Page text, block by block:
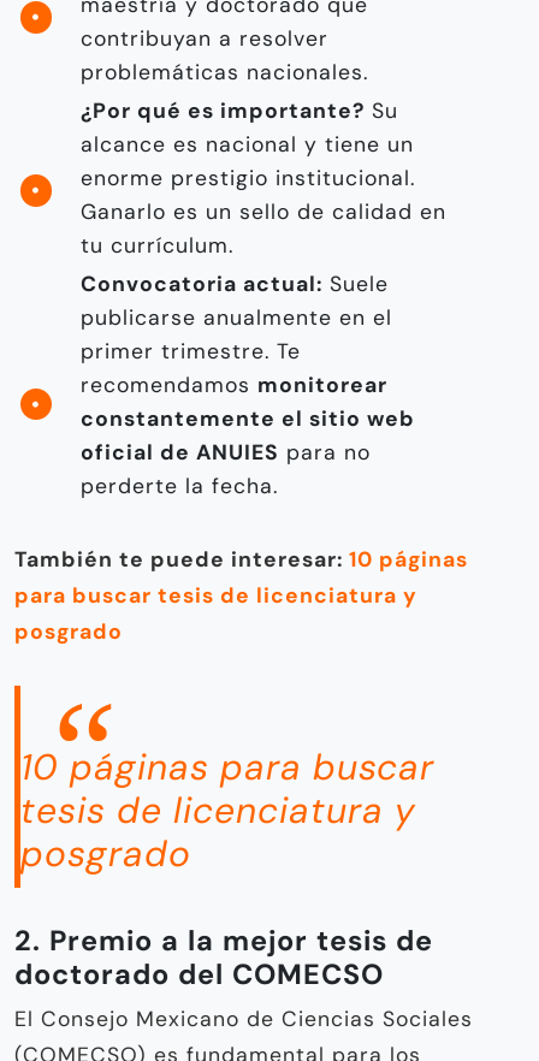
contribuyan a resolver
problemáticas nacionales.
¿Por qué es importante? Su
alcance es nacional y tiene un
enorme prestigio institucional.
Ganarlo es un sello de calidad en
tu currículum.
Convocatoria actual: Suele
publicarse anualmente en el
primer trimestre. Te
recomendamos monitorear
constantemente el sitio web
oficial de ANUIES para no
perderte la fecha.
También te puede interesar: 10 páginas
para buscar tesis de licenciatura y
posgrado
10 páginas para buscar
tesis de licenciatura y
posgrado
2. Premio a la mejor tesis de
doctorado del COMECSO
El Consejo Mexicano de Ciencias Sociales
(COMECSO) es fundamental para los